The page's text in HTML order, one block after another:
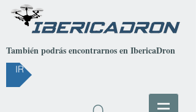
También podrás encontrarnos en IbericaDron
IR